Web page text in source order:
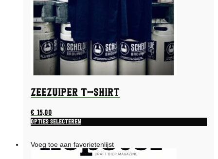
productpagina
Zeezuiper T-shirt
€15,00
Opties selecteren
heeft
meerdere
Voeg toe aan favorietenlijst